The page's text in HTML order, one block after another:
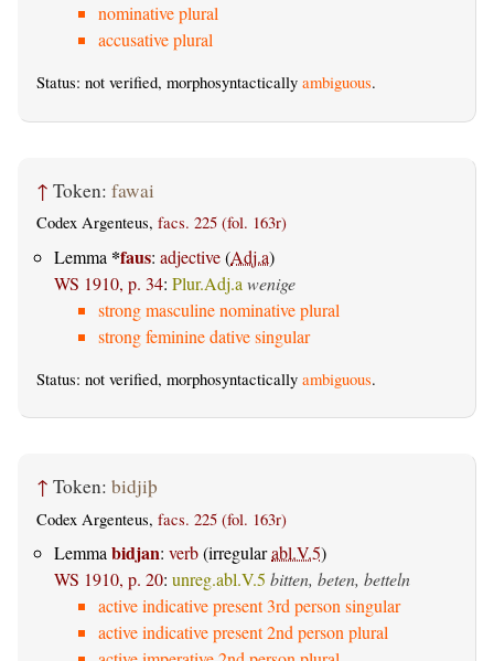
nominative plural
accusative plural
Status: not verified, morphosyntactically ambiguous.
↑ Token: fawai
Codex Argenteus, facs. 225 (fol. 163r)
Lemma *faus: adjective(Adj.a)
WS 1910, p. 34: Plur.Adj.a wenige
strong masculine nominative plural
strong feminine dative singular
Status: not verified, morphosyntactically ambiguous.
↑ Token: bidjiþ
Codex Argenteus, facs. 225 (fol. 163r)
Lemma bidjan: verb(irregularabl.V.5)
WS 1910, p. 20: unreg.abl.V.5 bitten, beten, betteln
active indicative present 3rd person singular
active indicative present 2nd person plural